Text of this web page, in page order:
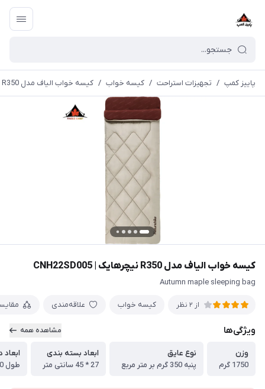
پاییز کمپ / تجهیزات استراحت / کیسه خواب / کیسه خواب الیاف مدل R350 نیچرهایک | CNH22SD005
کیسه خواب الیاف مدل R350 نیچرهایک | CNH22SD005
Autumn maple sleeping bag
از 2 نظر کیسه خواب علاقه‌مندی
ویژگی‌ها مشاهده همه
وزن
1750 گرم
نوع عایق
پنبه 350 گرم بر متر مربع
ابعاد بسته بندی
27 * 45 سانتی متر
ابعاد
طول 210 --- عرض 80 سانتی متر